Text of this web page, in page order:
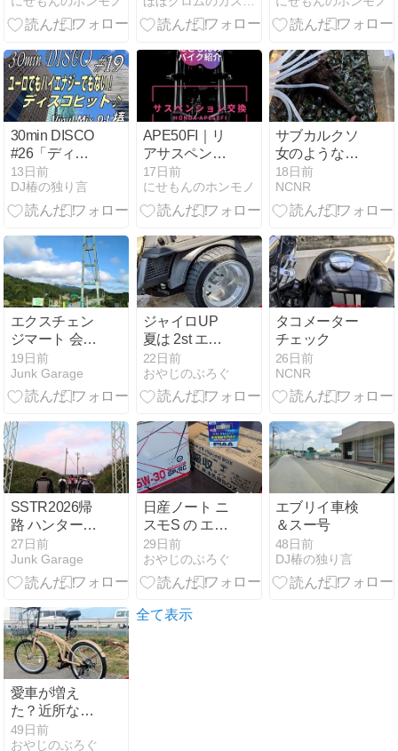
の夏場の油温
リングのすす
「篠山そば 市
と鯖寿司を満
喫
30min DISCO
#26「ディス
コ・ポップ」
13日前
DJ椿の独り言
APE50FI｜リ
アサスペンシ
ョン交換｜
SHIFT UP製
サスペンショ
と注意点
17日前
にせもんのホンモノ
サブカルクソ
女のような更
新
18日前
NCNR
エクスチェン
ジマート 会場
変更 6、7月
19日前
Junk Garage
ジャイロUP
夏は 2st エン
ジンのオイル
の燃える匂い
が好き
22日前
おやじのぶろぐ
タコメーター
チェック
26日前
NCNR
SSTR2026帰
路 ハンターカ
ブ
27日前
Junk Garage
日産ノート ニ
スモS の エン
ジンオイル と
エレメント交
換の日
29日前
おやじのぶろぐ
エブリイ車検
＆スー号
48日前
DJ椿の独り言
愛車が増え
た？近所なら
20インチ折り
たたみ式で十
49日前
おやじのぶろぐ
全て表示